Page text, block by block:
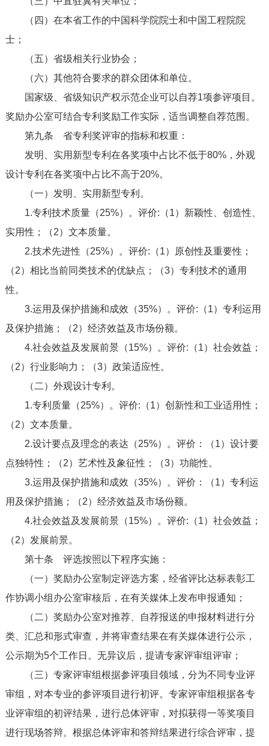
（四）在本省工作的中国科学院院士和中国工程院院
士；
（五）省级相关行业协会；
（六）其他符合要求的群众团体和单位。
国家级、省级知识产权示范企业可以自荐1项参评项目。
奖励办公室可结合专利奖励工作实际，适当调整自荐范围。
第九条 省专利奖评审的指标和权重：
发明、实用新型专利在各奖项中占比不低于80%，外观
设计专利在各奖项中占比不高于20%。
（一）发明、实用新型专利。
1.专利技术质量（25%）。评价:（1）新颖性、创造性、
实用性；（2）文本质量。
2.技术先进性（25%）。评价:（1）原创性及重要性；
（2）相比当前同类技术的优缺点；（3）专利技术的通用
性。
3.运用及保护措施和成效（35%）。评价:（1）专利运用
及保护措施；（2）经济效益及市场份额。
4.社会效益及发展前景（15%）。评价:（1）社会效益；
（2）行业影响力；（3）政策适应性。
（二）外观设计专利。
1.专利质量（25%）。评价:（1）创新性和工业适用性；
（2）文本质量。
2.设计要点及理念的表达（25%）。评价：（1）设计要
点独特性；（2）艺术性及象征性；（3）功能性。
3.运用及保护措施和成效（35%）。评价：（1）专利运
用及保护措施；（2）经济效益及市场份额。
4.社会效益及发展前景（15%）。评价:（1）社会效益；
（2）发展前景。
第十条 评选按照以下程序实施：
（一）奖励办公室制定评选方案，经省评比达标表彰工
作协调小组办公室审核后，在有关媒体上发布申报通知；
（二）奖励办公室对推荐、自荐报送的申报材料进行分
类、汇总和形式审查，并将审查结果在有关媒体进行公示，
公示期为5个工作日。无异议后，提请专家评审组评审；
（三）专家评审组根据参评项目领域，分为不同专业评
审组，对本专业的参评项目进行初评。专家评审组根据各专
业评审组的初评结果，进行总体评审，对拟获得一等奖项目
进行现场答辩。根据总体评审和答辩结果进行综合评审，提